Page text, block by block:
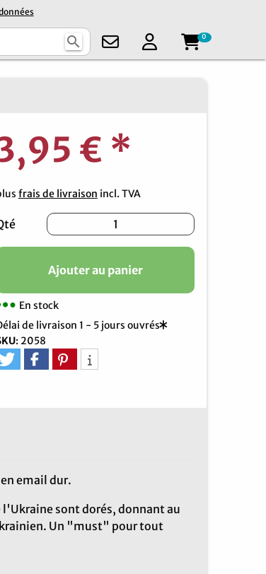
search 0
€ *
frais de livraison incl. TVA
Ajouter au panier
En stock
de livraison 1 - 5 jours ouvrés
: 2058
email dur.
sont dorés, donnant au
Un "must" pour tout